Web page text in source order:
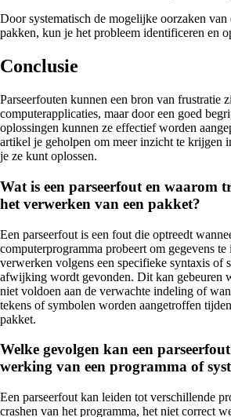
Door systematisch de mogelijke oorzaken van
pakken, kun je het probleem identificeren en
Conclusie
Parseerfouten kunnen een bron van frustratie
computerapplicaties, maar door een goed
oplossingen kunnen ze effectief worden
artikel je geholpen om meer inzicht te krijgen
je ze kunt oplossen.
Wat is een parseerfout en waarom
het verwerken van een pakket?
Een parseerfout is een fout die optreedt
computerprogramma probeert om gegevens te
verwerken volgens een specifieke syntaxis of
afwijking wordt gevonden. Dit kan gebeuren
niet voldoen aan de verwachte indeling of
tekens of symbolen worden aangetroffen
pakket.
Welke gevolgen kan een
werking van een programma of
Een parseerfout kan leiden tot verschillende
crashen van het programma, het niet correct